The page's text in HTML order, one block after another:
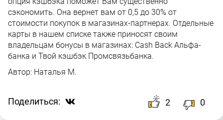
сэкономить. Она вернет вам от 0,5 до 30% от
стоимости покупок в магазинах-партнерах. Отдельные
карты в нашем списке также приносят своим
владельцам бонусы в магазинах: Cash Back Альфа-
банка и Твой кэшбэк Промсвязьбанка.
Автор: Наталья М.
Поделиться: 2 0